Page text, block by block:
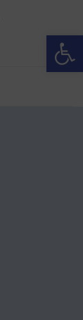
פתח סרגל נגישות